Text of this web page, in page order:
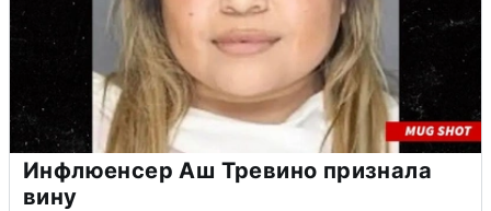
Инфлюенсер Аш Тревино признала
вину